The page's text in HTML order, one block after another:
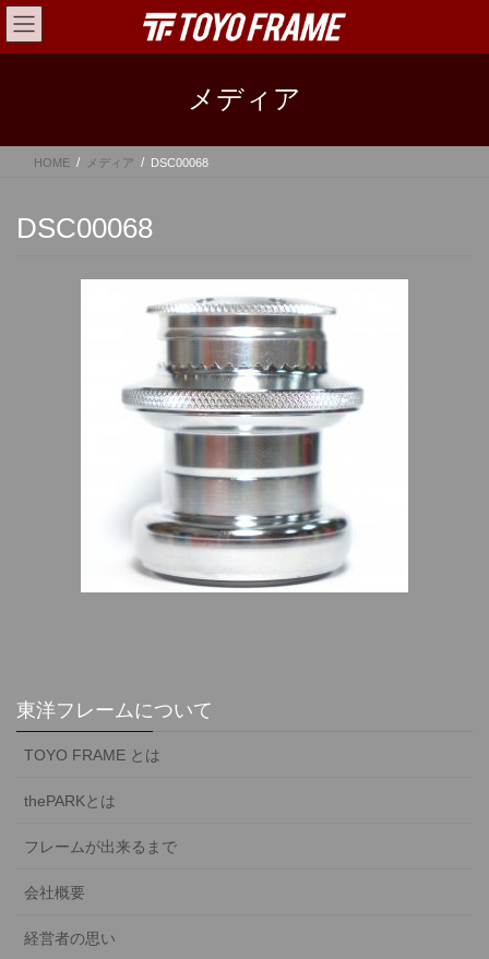
コ
ン
テ
ス
ナ
ビ
ゲ
ン
メディア
HOME メディア DSC00068
DSC00068
東洋フレームについて
TOYO FRAME とは
thePARKとは
フレームが出来るまで
会社概要
経営者の思い